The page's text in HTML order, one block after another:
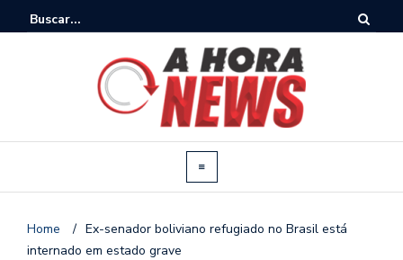
Home / Ex-senador boliviano refugiado no Brasil está
internado em estado grave